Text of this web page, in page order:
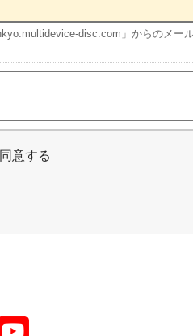
disc.com」からのメー
同意する